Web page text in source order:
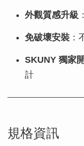
外觀質感升級
免破壞安裝 ：
SKUNY 獨家
計
規格資訊